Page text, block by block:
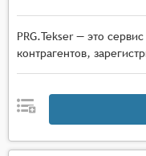
PRG.Tekser — это
контрагентов,